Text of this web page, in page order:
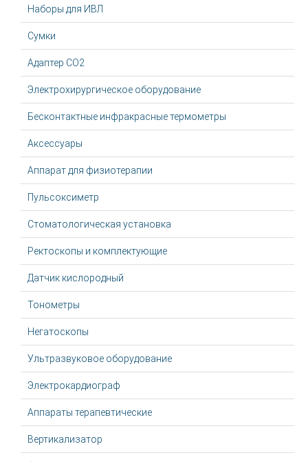
Наборы для ИВЛ
Сумки
Адаптер CO2
Электрохирургическое оборудование
Бесконтактные инфракрасные термометры
Аксессуары
Аппарат для физиотерапии
Пульсоксиметр
Стоматологическая установка
Ректоскопы и комплектующие
Датчик кислородный
Тонометры
Негатоскопы
Ультразвуковое оборудование
Электрокардиограф
Аппараты терапевтические
Вертикализатор